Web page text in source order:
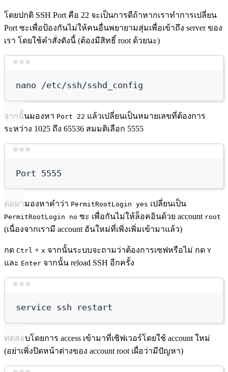
โดยปกติ SSH Port คือ 22 จะเป็นการดีถ้าหากเราทำการเปลี่ยน
Port ซะเพื่อป้องกันไม่ให้คนอื่นพยายามสุ่มเพื่อเข้าถึง server ของ
เรา โดยใช้คำสั่งดังนี้ (ต้องมีสิทธิ์ root ด้วยนะ)
nano /etc/ssh/sshd_config
จากนั้นมองหา Port 22 แล้วเปลี่ยนเป็นหมายเลขที่ต้องการ
ระหว่าง 1025 ถึง 65536 สมมติเลือก 5555
Port 5555
ต่อมามองหาคำว่า PermitRootLogin yes เปลี่ยนเป็น
PermitRootLogin no ซะ เพื่อกันไม่ให้ล็อคอินด้วย account root
(เนื่องจากเรามี account อันใหม่ที่เพิ่งเพิ่มเข้ามาแล้ว)
กด Ctrl + x จากนั้นระบบจะถามว่าต้องการเซฟหรือไม่ กด Y
และ Enter จากนั้น reload SSH อีกครั้ง
service ssh restart
ทดสอบโดยการ access เข้ามาที่เซิฟเวอร์โดยใช้ account ใหม่
(อย่าเพิ่งปิดหน้าต่างของ account root เผื่อว่ามีปัญหา)